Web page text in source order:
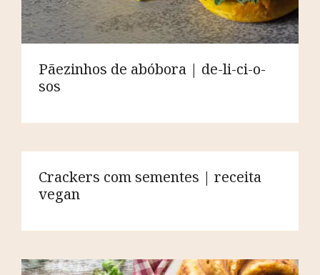
Pãezinhos de abóbora | de-li-ci-o-
sos
Crackers com sementes | receita
vegan